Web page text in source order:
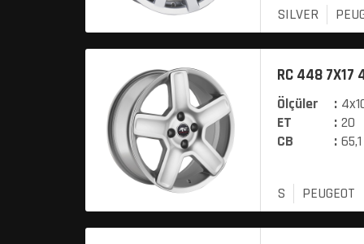
SILVER
RC 448 7X17
Ölçüler :
ET
: 20
CB
: 65,1
S PEUGEOT